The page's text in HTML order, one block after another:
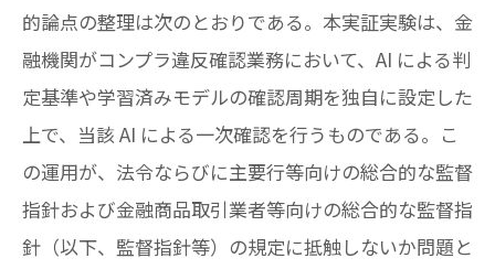
的論点の整理は次のとおりである。本実証実験は、金
融機関がコンプラ違反確認業務において、AI による判
定基準や学習済みモデルの確認周期を独自に設定した
上で、当該 AI による一次確認を行うものである。こ
の運用が、法令ならびに主要行等向けの総合的な監督
指針および金融商品取引業者等向けの総合的な監督指
針（以下、監督指針等）の規定に抵触しないか問題と